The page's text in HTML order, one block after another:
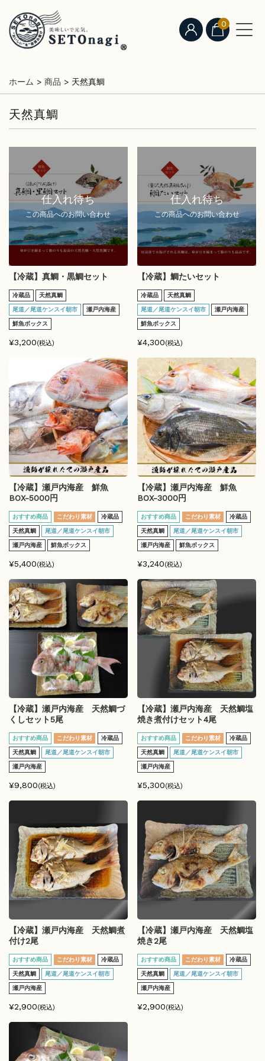
0
ホーム > 商品 > 天然真鯛
天然真鯛
仕入れ待ち
この商品へのお問い合わせ
【冷蔵】真鯛・黒鯛セット
冷蔵品 天然真鯛
尾道／尾道ケンスイ朝市 瀬戸内海産
鮮魚ボックス
¥3,200(税込)
仕入れ待ち
この商品へのお問い合わせ
【冷蔵】鯛たいセット
冷蔵品 天然真鯛
尾道／尾道ケンスイ朝市 瀬戸内海産
鮮魚ボックス
¥4,300(税込)
【冷蔵】瀬戸内海産 鮮魚
BOX-5000円
おすすめ商品 こだわり素材 冷蔵品
天然真鯛 尾道／尾道ケンスイ朝市
瀬戸内海産 鮮魚ボックス
¥5,400(税込)
【冷蔵】瀬戸内海産 鮮魚
BOX-3000円
おすすめ商品 こだわり素材 冷蔵品
天然真鯛 尾道／尾道ケンスイ朝市
瀬戸内海産 鮮魚ボックス
¥3,240(税込)
【冷蔵】瀬戸内海産 天然鯛づ
くしセット5尾
おすすめ商品 こだわり素材 冷蔵品
天然真鯛 尾道／尾道ケンスイ朝市
瀬戸内海産
¥9,800(税込)
【冷蔵】瀬戸内海産 天然鯛塩
焼き煮付けセット4尾
おすすめ商品 こだわり素材 冷蔵品
天然真鯛 尾道／尾道ケンスイ朝市
瀬戸内海産
¥5,300(税込)
【冷蔵】瀬戸内海産 天然鯛煮
付け2尾
おすすめ商品 こだわり素材 冷蔵品
天然真鯛 尾道／尾道ケンスイ朝市
瀬戸内海産
¥2,900(税込)
【冷蔵】瀬戸内海産 天然鯛塩
焼き2尾
おすすめ商品 こだわり素材 冷蔵品
天然真鯛 尾道／尾道ケンスイ朝市
瀬戸内海産
¥2,900(税込)